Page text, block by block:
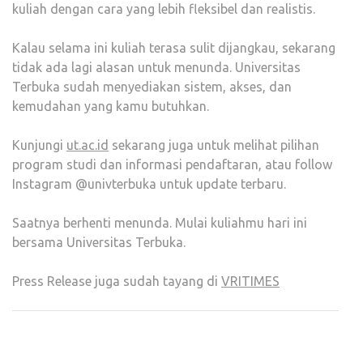
kuliah dengan cara yang lebih fleksibel dan realistis.
Kalau selama ini kuliah terasa sulit dijangkau, sekarang
tidak ada lagi alasan untuk menunda. Universitas
Terbuka sudah menyediakan sistem, akses, dan
kemudahan yang kamu butuhkan.
Kunjungi ut.ac.id sekarang juga untuk melihat pilihan
program studi dan informasi pendaftaran, atau follow
Instagram @univterbuka untuk update terbaru.
Saatnya berhenti menunda. Mulai kuliahmu hari ini
bersama Universitas Terbuka.
Press Release juga sudah tayang di VRITIMES